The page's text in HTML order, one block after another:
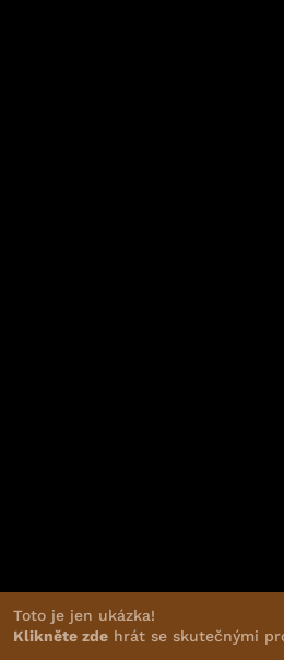
Toto je jen ukázka!
Klikněte zde hrát se skutečnými